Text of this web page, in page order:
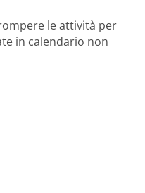
le attività per
in calendario non